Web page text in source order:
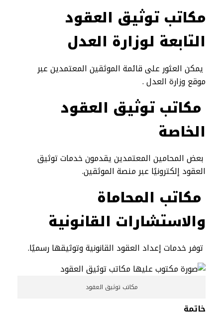
مكاتب توثيق العقود
التابعة لوزارة العدل
يمكن العثور على قائمة الموثقين المعتمدين عبر
موقع وزارة العدل .
مكاتب توثيق العقود
الخاصة
بعض المحامين المعتمدين يقدمون خدمات توثيق
العقود إلكترونيًا عبر منصة الموثقين.
مكاتب المحاماة
والاستشارات القانونية
توفر خدمات إعداد العقود القانونية وتوثيقها رسميًا.
مكاتب توثيق العقود
خاتمة